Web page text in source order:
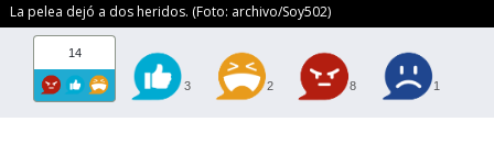
La pelea dejó a dos heridos. (Foto: archivo/Soy502)
14
3 2 8 1